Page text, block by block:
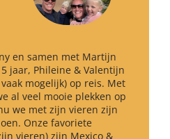
en samen met Martijn
jaar, Phileine & Valentijn
mogelijk) op reis. Met
al veel mooie plekken op
we met zijn vieren zijn
Onze favoriete
vieren) zijn Mexico &